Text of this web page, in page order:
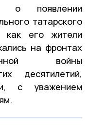
о появлении
татарского
как его жители
на фронтах
войны
десятилетий,
с уважением